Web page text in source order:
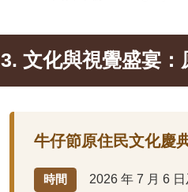
3. 文化與視覺盛宴
牛仔節原住民文化慶
時間 2026 年 7 月 6